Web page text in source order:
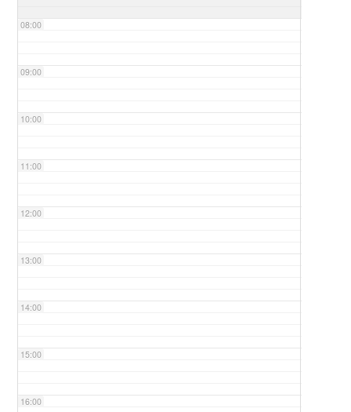
08:00
09:00
10:00
11:00
12:00
13:00
14:00
15:00
16:00